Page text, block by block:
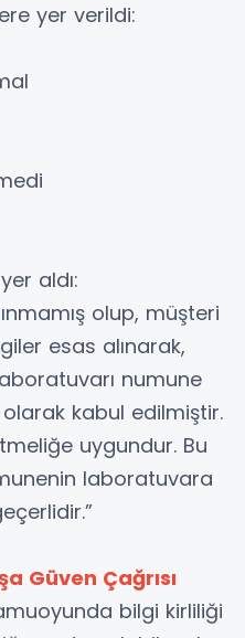
yer verildi:
aldı:
olup, müşteri
esas alınarak,
numune
kabul edilmiştir.
uygundur. Bu
laboratuvara
Güven Çağrısı
bilgi kirliliği